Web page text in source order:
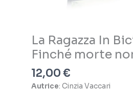
La Ragazza In
Finché morte
12,00€
Autrice: Cinzia Vaccari